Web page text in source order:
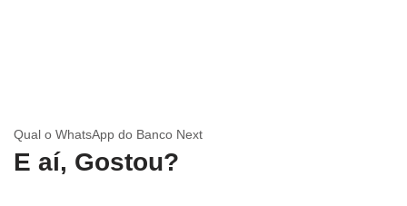
Qual o WhatsApp do Banco Next
E aí, Gostou?